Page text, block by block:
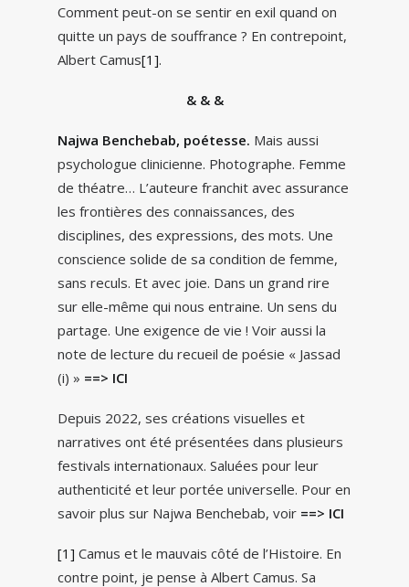
Comment peut-on se sentir en exil quand on
quitte un pays de souffrance ? En contrepoint,
Albert Camus[1].
& & &
Najwa Benchebab, poétesse. Mais aussi
psychologue clinicienne. Photographe. Femme
de théatre… L’auteure franchit avec assurance
les frontières des connaissances, des
disciplines, des expressions, des mots. Une
conscience solide de sa condition de femme,
sans reculs. Et avec joie. Dans un grand rire
sur elle-même qui nous entraine. Un sens du
partage. Une exigence de vie ! Voir aussi la
note de lecture du recueil de poésie « Jassad
(i) » ==> ICI
Depuis 2022, ses créations visuelles et
narratives ont été présentées dans plusieurs
festivals internationaux. Saluées pour leur
authenticité et leur portée universelle. Pour en
savoir plus sur Najwa Benchebab, voir ==> ICI
[1] Camus et le mauvais côté de l’Histoire. En
contre point, je pense à Albert Camus. Sa